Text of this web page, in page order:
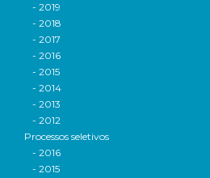
- 2019
- 2018
- 2017
- 2016
- 2015
- 2014
- 2013
- 2012
Processos seletivos
- 2016
- 2015